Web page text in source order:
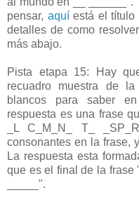
pensar, aquíestá el título
detalles de como
más abajo.
Pista etapa 15: Hay
recuadro muestra de
blancos para saber
respuesta es una frase
_L C_M_N_ T_
consonantes en la frase,
La respuesta esta
que es el final de la frase
_____".